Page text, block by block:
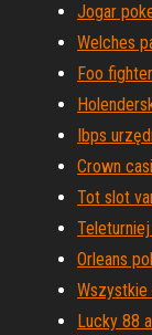
Jogar
Welches
Foo
Ibps
Crown
Tot slot
Orleans
Wszystkie
Lucky 88